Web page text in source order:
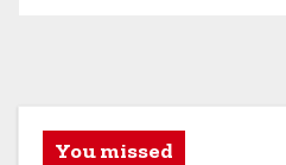
You missed